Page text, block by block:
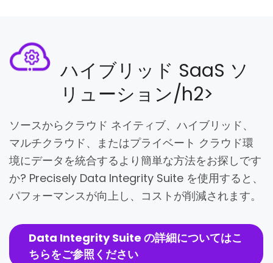
ハイブリッド SaaS ソ
リューション/h2>
ソースからクラウド ネイティブ、ハイブリッド、
マルチクラウド、またはプライベート クラウド環
境にデータを統合するより簡単な方法をお探しです
か? Precisely Data Integrity Suite を使用すると、
パフォーマンスが向上し、コストが削減されます。
Data Integrity Suite の詳細についてはこ
ちらをご参照ください